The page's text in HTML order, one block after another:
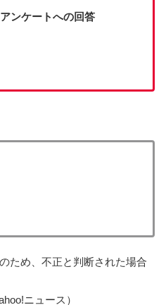
ンケートへの回答
ため、不正と判断された場合
ニュース）